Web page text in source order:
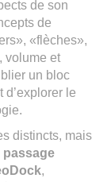
de son
de
«flèches»,
volume et
un bloc
le
distincts, mais
passage
,